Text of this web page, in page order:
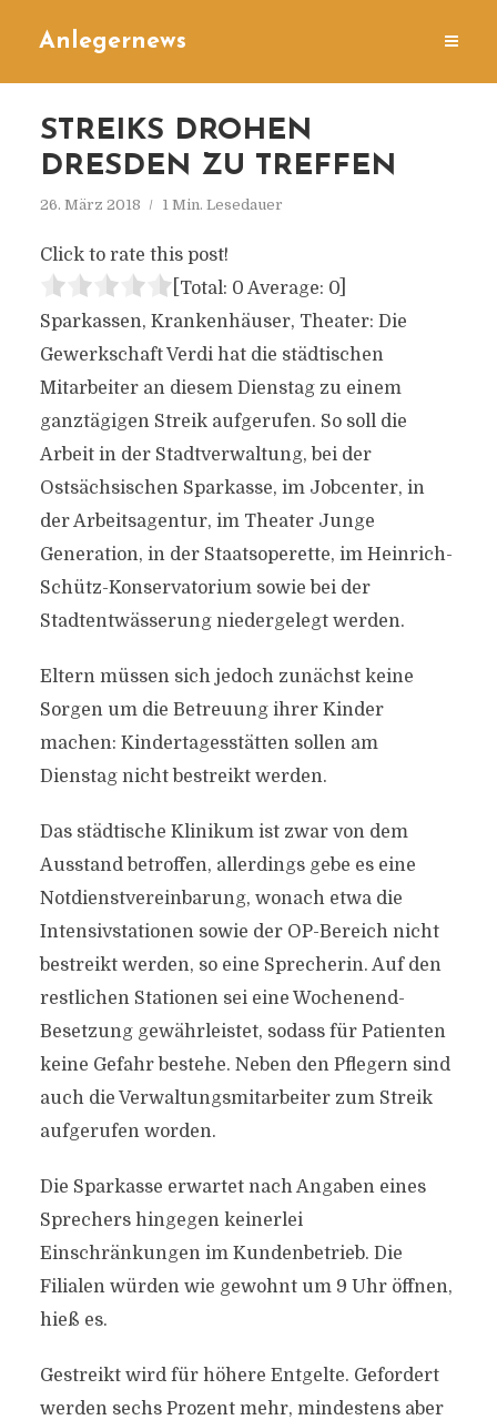
Anlegernews
STREIKS DROHEN
DRESDEN ZU TREFFEN
26. März 2018 1 Min. Lesedauer
Click to rate this post!
[Total: 0 Average: 0]
Sparkassen, Krankenhäuser, Theater: Die
Gewerkschaft Verdi hat die städtischen
Mitarbeiter an diesem Dienstag zu einem
ganztägigen Streik aufgerufen. So soll die
Arbeit in der Stadtverwaltung, bei der
Ostsächsischen Sparkasse, im Jobcenter, in
der Arbeitsagentur, im Theater Junge
Generation, in der Staatsoperette, im Heinrich-
Schütz-Konservatorium sowie bei der
Stadtentwässerung niedergelegt werden.
Eltern müssen sich jedoch zunächst keine
Sorgen um die Betreuung ihrer Kinder
machen: Kindertagesstätten sollen am
Dienstag nicht bestreikt werden.
Das städtische Klinikum ist zwar von dem
Ausstand betroffen, allerdings gebe es eine
Notdienstvereinbarung, wonach etwa die
Intensivstationen sowie der OP-Bereich nicht
bestreikt werden, so eine Sprecherin. Auf den
restlichen Stationen sei eine Wochenend-
Besetzung gewährleistet, sodass für Patienten
keine Gefahr bestehe. Neben den Pflegern sind
auch die Verwaltungsmitarbeiter zum Streik
aufgerufen worden.
Die Sparkasse erwartet nach Angaben eines
Sprechers hingegen keinerlei
Einschränkungen im Kundenbetrieb. Die
Filialen würden wie gewohnt um 9 Uhr öffnen,
hieß es.
Gestreikt wird für höhere Entgelte. Gefordert
werden sechs Prozent mehr, mindestens aber